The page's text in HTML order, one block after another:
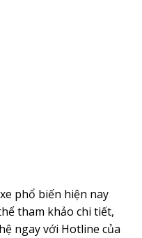
phổ biến hiện nay
tham khảo chi tiết,
ngay với Hotline của